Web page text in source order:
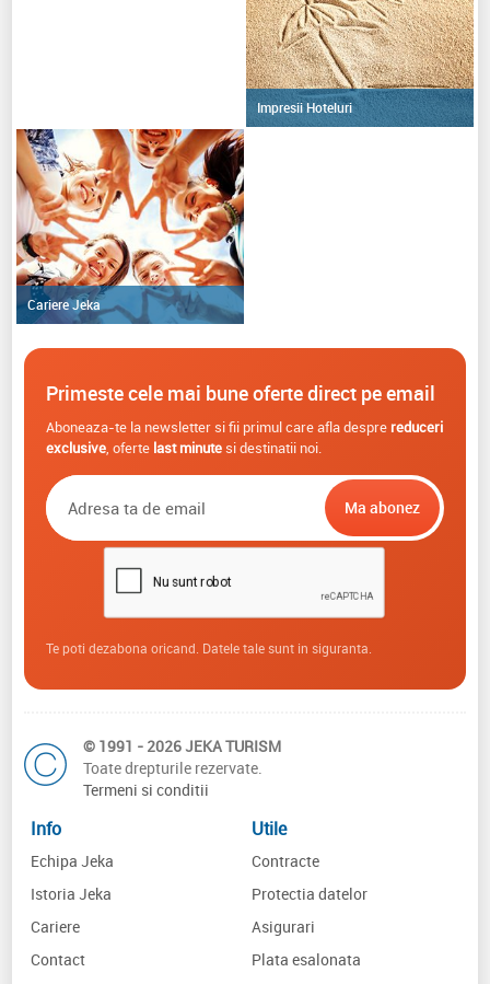
Impresii Hoteluri
Cariere Jeka
Primeste cele mai bune oferte direct pe email
Aboneaza-te la newsletter si fii primul care afla despre reduceri
exclusive, oferte last minutesi destinatii noi.
Te poti dezabona oricand. Datele tale sunt in siguranta.
© 1991 - 2026 JEKA TURISM
Toate drepturile rezervate.
Termeni si conditii
Info
Echipa Jeka
Istoria Jeka
Cariere
Contact
Utile
Contracte
Protectia datelor
Asigurari
Plata esalonata